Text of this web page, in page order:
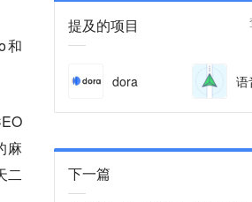
和
麻
二
提及的项目
dora 语
下一篇